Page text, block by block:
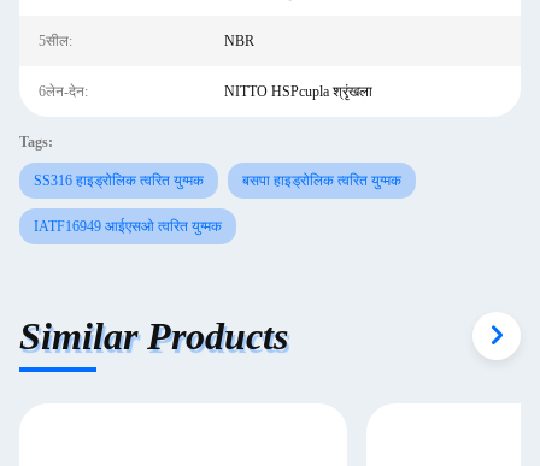
5सील: NBR
6लेन-देन: NITTO HSPcupla श्रृंखला
Tags:
SS316 हाइड्रोलिक त्वरित युग्मक बसपा हाइड्रोलिक त्वरित युग्मक
IATF16949 आईएसओ त्वरित युग्मक
Similar Products